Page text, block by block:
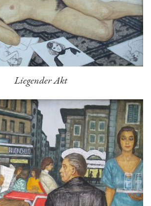
Liegender Akt